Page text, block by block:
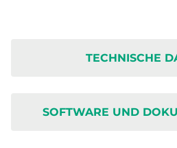
TECHNISCHE
SOFTWARE UND